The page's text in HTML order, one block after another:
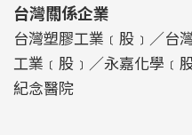
台灣關係企業
台灣塑膠工業﹝股﹞／台
工業﹝股﹞／永嘉化學﹝
紀念醫院